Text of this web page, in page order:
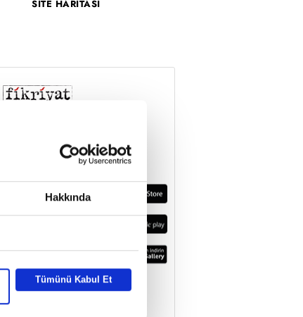
Hakkında
Tümünü Kabul Et
SİTE HARİTASI